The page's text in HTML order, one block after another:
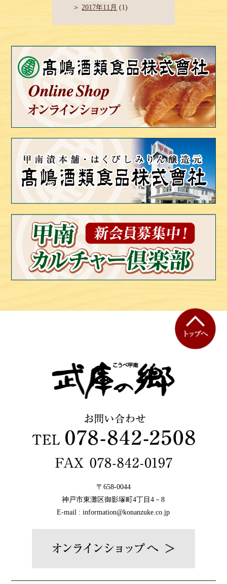
2017年11月 (1)
〒658-0044
神戸市東灘区御影塚町4丁目4－8
E-mail : information@konanzuke.co.jp